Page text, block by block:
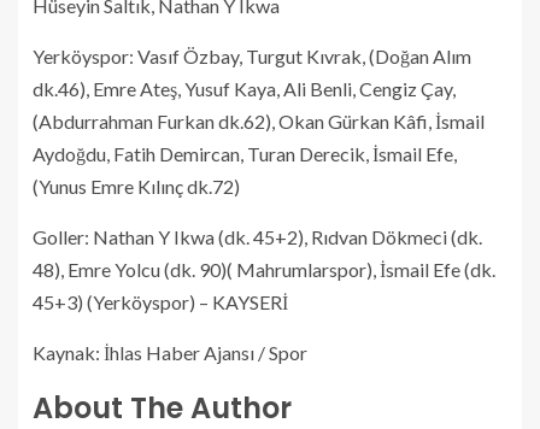
Hüseyin Saltık, Nathan Y Ikwa
Yerköyspor: Vasıf Özbay, Turgut Kıvrak, (Doğan Alım
dk.46), Emre Ateş, Yusuf Kaya, Ali Benli, Cengiz Çay,
(Abdurrahman Furkan dk.62), Okan Gürkan Kâfi, İsmail
Aydoğdu, Fatih Demircan, Turan Derecik, İsmail Efe,
(Yunus Emre Kılınç dk.72)
Goller: Nathan Y Ikwa (dk. 45+2), Rıdvan Dökmeci (dk.
48), Emre Yolcu (dk. 90)( Mahrumlarspor), İsmail Efe (dk.
45+3) (Yerköyspor) – KAYSERİ
Kaynak: İhlas Haber Ajansı / Spor
About The Author